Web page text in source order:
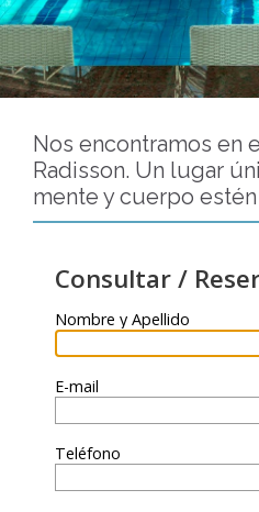
Nos encontramos en
Radisson. Un lugar
mente y cuerpo